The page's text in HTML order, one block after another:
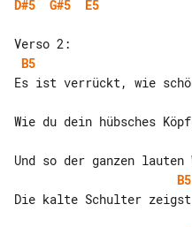
D#5
G#5 E5
B5
B5
Die kalte Schulter zeigst